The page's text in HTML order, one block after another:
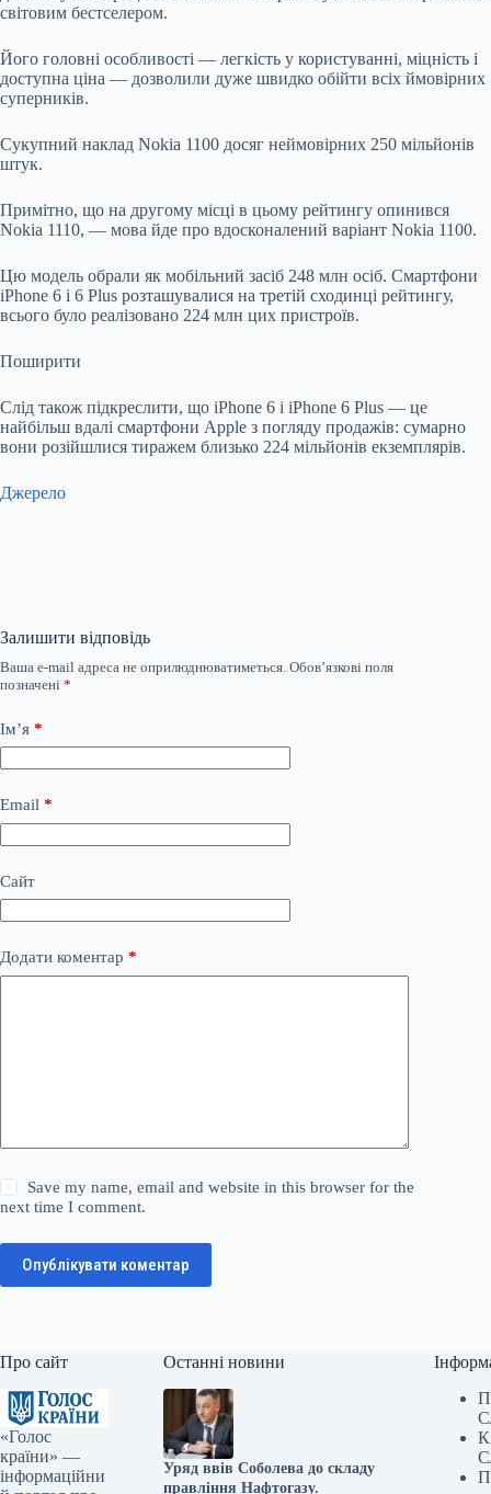
світовим бестселером.
Його головні особливості — легкість у користуванні, міцність і
доступна ціна — дозволили дуже швидко обійти всіх ймовірних
суперників.
Сукупний наклад Nokia 1100 досяг неймовірних 250 мільйонів
штук.
Примітно, що на другому місці в цьому рейтингу опинився
Nokia 1110, — мова йде про вдосконалений варіант Nokia 1100.
Цю модель обрали як мобільний засіб 248 млн осіб. Смартфони
iPhone 6 і 6 Plus розташувалися на третій сходинці рейтингу,
всього було реалізовано 224 млн цих пристроїв.
Поширити
Слід також підкреслити, що iPhone 6 і iPhone 6 Plus — це
найбільш вдалі смартфони Apple з погляду продажів: сумарно
вони розійшлися тиражем близько 224 мільйонів екземплярів.
Джерело
Залишити відповідь
Ваша e-mail адреса не оприлюднюватиметься. Обов’язкові поля
позначені *
Ім’я *
Email *
Сайт
Додати коментар *
Save my name, email and website in this browser for the
next time I comment.
Опублікувати коментар
Про сайт
«Голос
країни» —
інформаційни
Останні новини
Уряд ввів Соболева до складу
правління Нафтогазу.